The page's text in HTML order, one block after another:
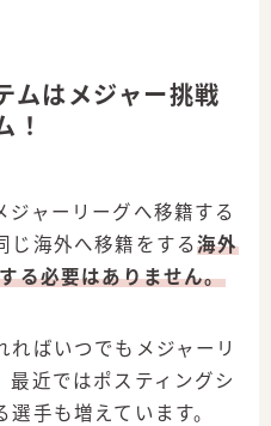
ムはメジャー挑戦
！
ジャーリーグへ移籍する
じ海外へ移籍をする海外
る必要はありません。
ればいつでもメジャーリ
最近ではポスティングシ
手も増えています。